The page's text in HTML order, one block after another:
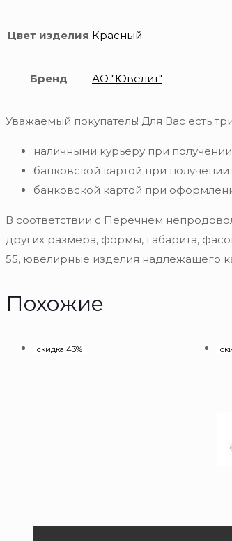
Цвет изделия Красный
Бренд АО "Ювелит"
Уважаемый покупатель! Для Вас есть
наличными курьеру при
банковской картой при получении
банковской картой при
В соответствии с Перечнем
других размера, формы, габарита,
55, ювелирные изделия надлежащего
Похожие
скидка 43%